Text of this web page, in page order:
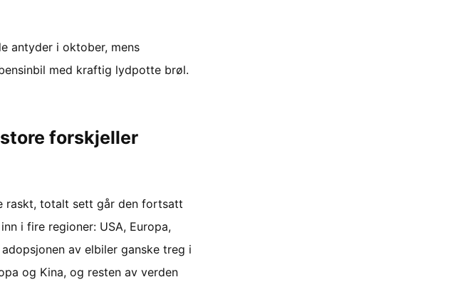
antyder i oktober, mens
med kraftig lydpotte brøl.
forskjeller
raskt, totalt sett går den fortsatt
i fire regioner: USA, Europa,
av elbiler ganske treg i
og Kina, og resten av verden